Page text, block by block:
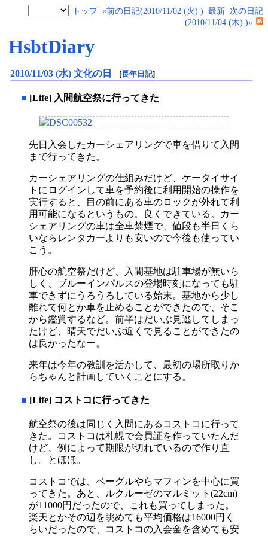
トップ «前の日記(2010/11/02 (火) ) 最新 次の日記
(2010/11/04 (木) )»
HsbtDiary
2010/11/03 (水) 文化の日 [長年日記]
■ [Life] 入間航空祭に行ってきた
先日入会したカーシェアリングで車を借りて入間
まで行ってきた。
カーシェアリングの仕組みだけど、ケータイサイ
トにログインして車を予約後に利用開始の操作を
実行すると、目の前にある車のロックが外れて利
用可能になるというもの。良くできている。カー
シェアリングの車は全車禁煙で、値段も半日くら
いならレンタカーよりも安いので今後も使ってい
こう。
肝心の航空祭だけど、入間基地は駐車場が無いら
しく、ブルーインパルスの登場時刻になっても駐
車できずにうろうろしている始末。基地から少し
離れて何とか車を止めることができたので、そこ
から鑑賞するなど。前半はだいぶ見逃してしまっ
たけど、晴天でだいぶ近くで見ることができたの
は良かったなー。
来年は今年の教訓を活かして、最初の場所取りか
らちゃんと計画していくことにする。
■ [Life] コストコに行ってきた
航空祭の後は同じく入間にあるコストコに行って
きた。コストコは札幌で会員証を作っていたんだ
けど、例によって期限が切れているので作り直
し。とほほ。
コストコでは、ベーグルやらマフィンを中心に買
ってきた。あと、ルクルーゼのマルミット(22cm)
が11000円だったので、これも買ってしまった。
楽天とかその辺を眺めても平均価格は16000円く
らいだったので、コストコの入会金を含めても安